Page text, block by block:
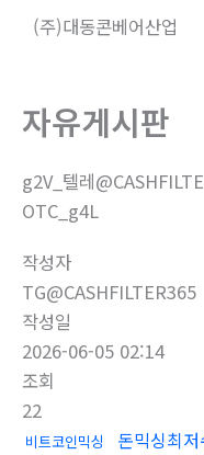
(주)대동콘베어산업
자유게시판
g2V_텔레
OTC_g4L
작성자
TG@CASHFILTER365
작성일
2026-06-05 02:14
조회
22
비트코인믹싱 돈믹싱최